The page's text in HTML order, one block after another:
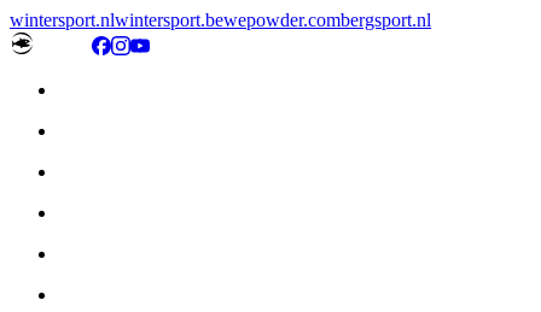
wintersport.nlwintersport.bewepowder.combergsport.nl